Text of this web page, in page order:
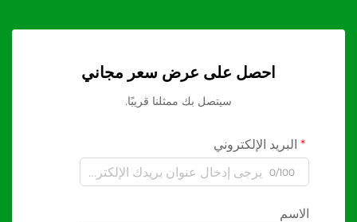
احصل على عرض سعر مجاني
سيتصل بك ممثلنا قريبًا.
البريد الإلكتروني
0/100
الاسم